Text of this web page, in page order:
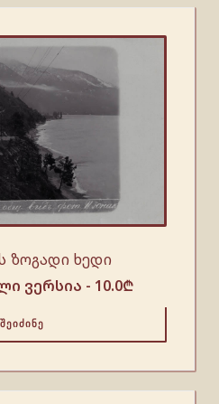
ზოგადი ხედი
ვერსია - 10.0₾
ᲨᲔᲘᲫᲘᲜᲔ